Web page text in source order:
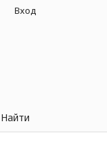
Найти
Вход